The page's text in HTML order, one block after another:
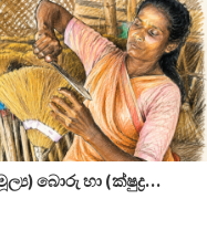
බොරු හා (ක්ෂුද්‍ර…